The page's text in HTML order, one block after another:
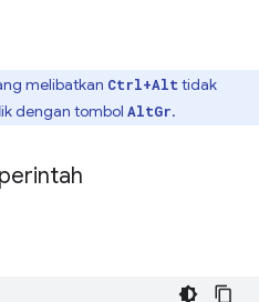
melibatkan Ctrl+Alt tidak
dengan tombol AltGr.